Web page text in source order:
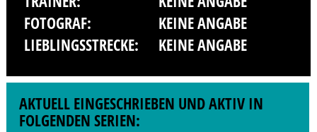
FOTOGRAF:
KEINE ANGABE
LIEBLINGSSTRECKE:
KEINE ANGABE
AKTUELL EINGESCHRIEBEN UND AKTIV IN
FOLGENDEN SERIEN: